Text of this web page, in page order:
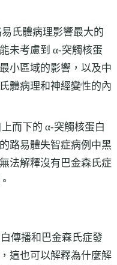
氏體病理影響最大的
未考慮到 α-突觸核蛋
小區域的影響，以及中
體病理和神經變性的內
上而下的 α-突觸核蛋白
路易體失智症病例中黑
法解釋沒有巴金森氏症
傳播和巴金森氏症發
這也可以解釋為什麼解